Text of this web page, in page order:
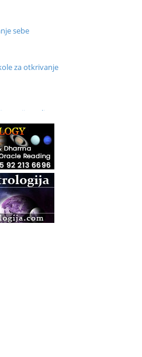
sebe
za otkrivanje
Online –
i Online
pranom (Basic